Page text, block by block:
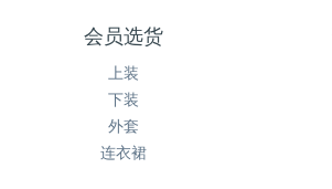
会员选货
上装
下装
外套
连衣裙